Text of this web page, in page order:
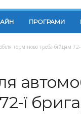
ПРОГРАМИ
терміново треба бійцям
ї